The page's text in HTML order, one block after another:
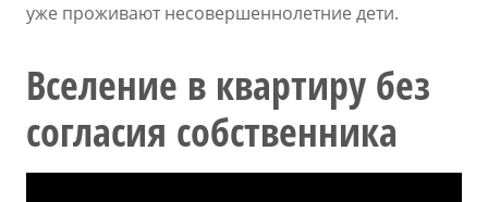
уже проживают несовершеннолетние дети.
Вселение в квартиру без
согласия собственника